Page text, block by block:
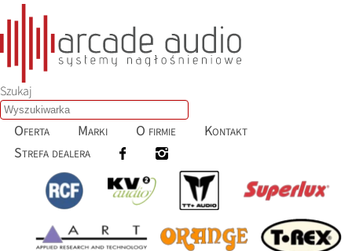
Szukaj
Oferta Marki O firmie
Kontakt
Strefa dealera